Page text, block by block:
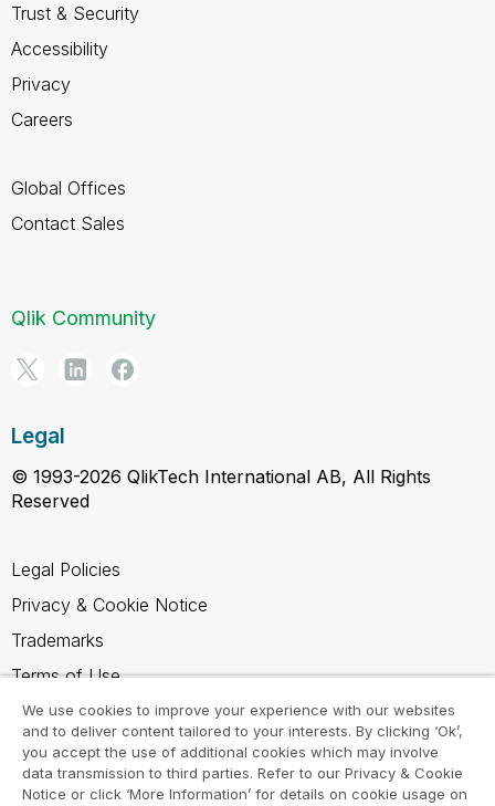
Trust & Security
Accessibility
Privacy
Careers
Global Offices
Contact Sales
Qlik Community
Legal
© 1993-2026 QlikTech International AB, All Rights
Reserved
Legal Policies
Privacy & Cookie Notice
Trademarks
Terms of Use
Legal Agreements
Product Terms
Do not share my info
We use cookies to improve your experience with our websites
and to deliver content tailored to your interests. By clicking ‘Ok’,
you accept the use of additional cookies which may involve
data transmission to third parties. Refer to our Privacy & Cookie
Notice or click ‘More Information’ for details on cookie usage on